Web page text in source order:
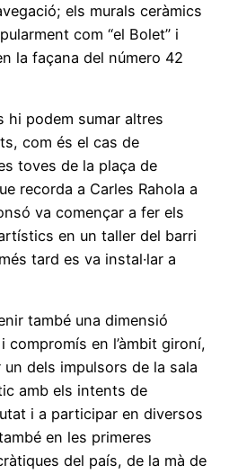
els murals ceràmics
com “el Bolet” i
la façana del número 42
hi podem sumar altres
com és el cas de
toves de la plaça de
recorda a Carles Rahola a
va començar a fer els
en un taller del barri
tard es va instal·lar a
també una dimensió
compromís en l’àmbit gironí,
dels impulsors de la sala
amb els intents de
i a participar en diversos
en les primeres
del país, de la mà de